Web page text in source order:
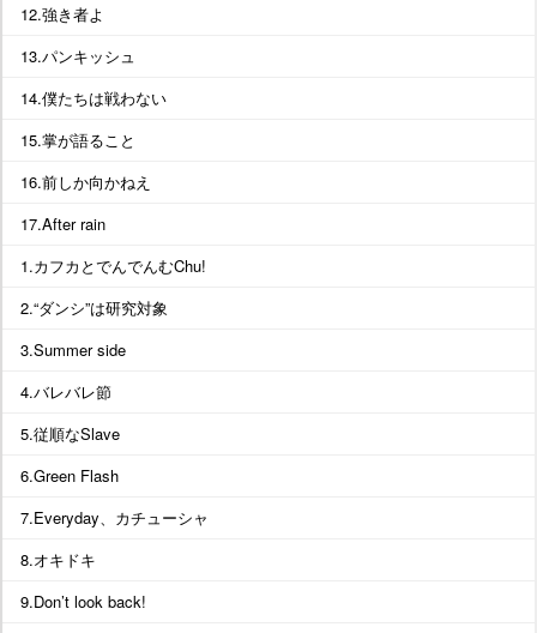
12.強き者よ
13.パンキッシュ
14.僕たちは戦わない
15.掌が語ること
16.前しか向かねえ
17.After rain
1.カフカとでんでんむChu!
2.“ダンシ”は研究対象
3.Summer side
4.バレバレ節
5.従順なSlave
6.Green Flash
7.Everyday、カチューシャ
8.オキドキ
9.Don’t look back!